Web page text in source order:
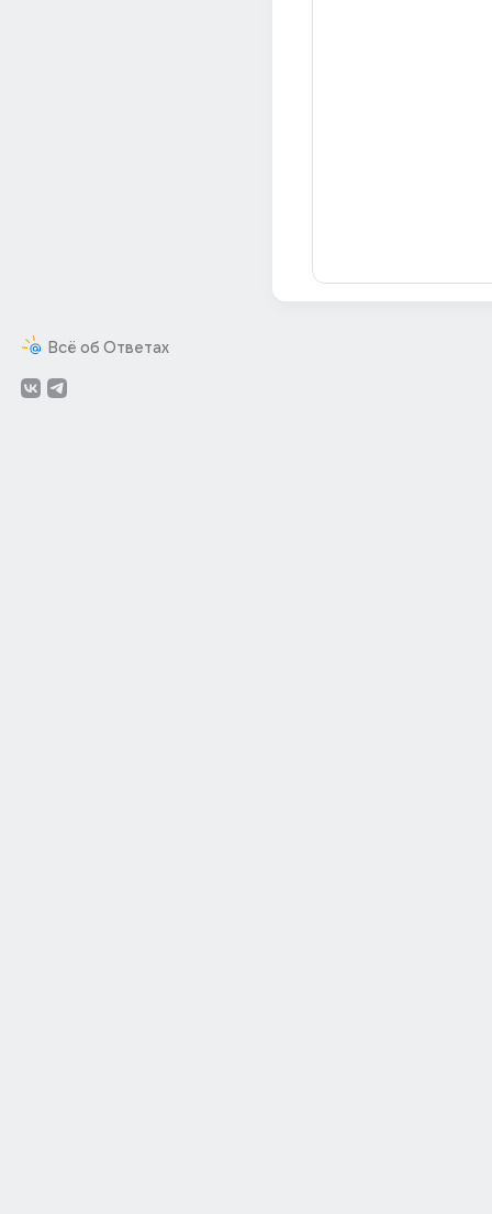
Всё об Ответах